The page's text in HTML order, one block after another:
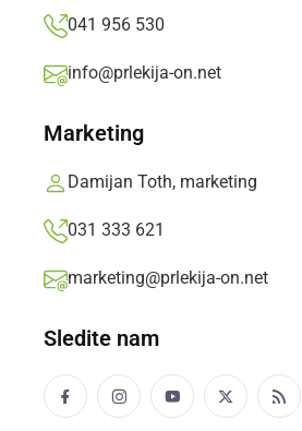
041 956 530
info@prlekija-on.net
Marketing
Damijan Toth, marketing
031 333 621
marketing@prlekija-on.net
Sledite nam
Gozdarji so se
Prlekija-on.net,torek, 5. junij